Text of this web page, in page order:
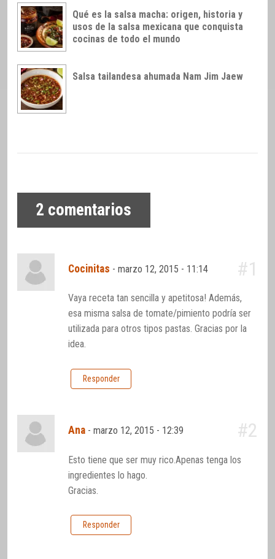
Qué es la salsa macha: origen, historia y
usos de la salsa mexicana que conquista
cocinas de todo el mundo
Salsa tailandesa ahumada Nam Jim Jaew
2 comentarios
Cocinitas -marzo 12, 2015 - 11:14 #1
Vaya receta tan sencilla y apetitosa! Además,
esa misma salsa de tomate/pimiento podría ser
utilizada para otros tipos pastas. Gracias por la
idea.
Responder
Ana -marzo 12, 2015 - 12:39 #2
Esto tiene que ser muy rico.Apenas tenga los
ingredientes lo hago.
Gracias.
Responder